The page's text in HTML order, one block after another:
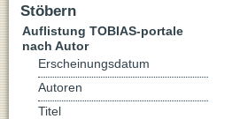
Stöbern
Auflistung TOBIAS-portale
nach Autor
Erscheinungsdatum
Autoren
Titel